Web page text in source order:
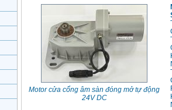
Motor cửa cổng âm sàn đóng mở tự động
24V DC